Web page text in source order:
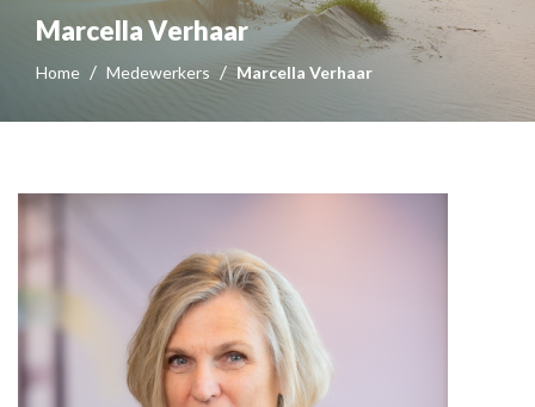
Marcella Verhaar
Home Medewerkers Marcella Verhaar